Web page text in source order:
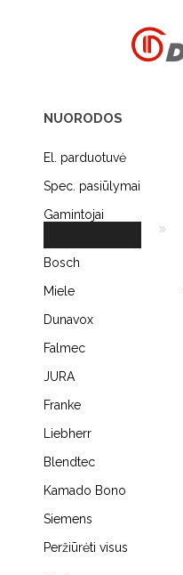
NUORODOS
El. parduotuvė
Spec. pasiūlymai
Gamintojai
Bosch
Miele
Dunavox
Falmec
JURA
Franke
Liebherr
Blendtec
Kamado Bono
Siemens
Peržiūrėti visus